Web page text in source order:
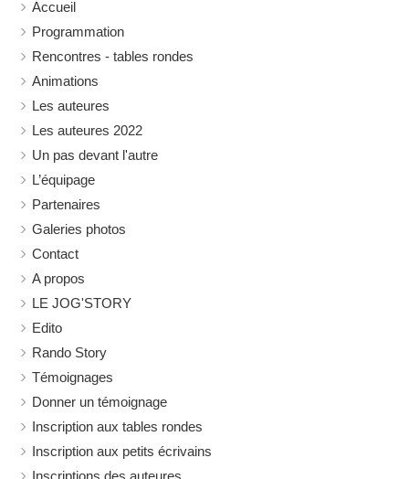
Accueil
Programmation
Rencontres - tables rondes
Animations
Les auteures
Les auteures 2022
Un pas devant l'autre
L’équipage
Partenaires
Galeries photos
Contact
A propos
LE JOG'STORY
Edito
Rando Story
Témoignages
Donner un témoignage
Inscription aux tables rondes
Inscription aux petits écrivains
Inscriptions des auteures